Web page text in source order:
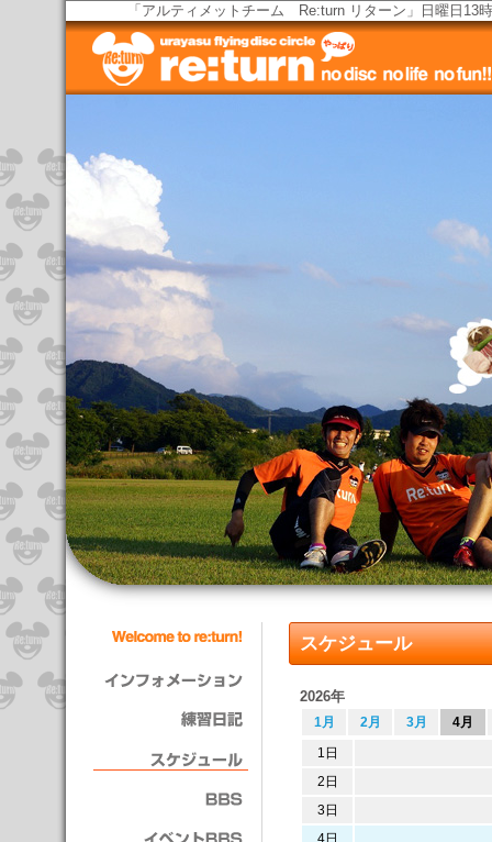
「アルティメットチーム Re:turn リターン」日曜日13
スケジュール
2026年
1月 2月 3月
4月
1日
2日
3日
4日